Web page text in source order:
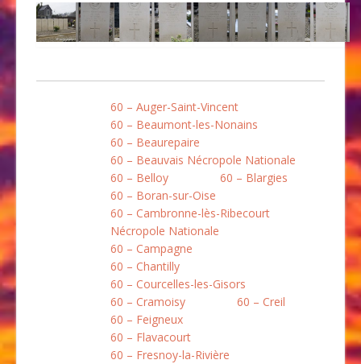
60 – Auger-Saint-Vincent
60 – Beaumont-les-Nonains
60 – Beaurepaire
60 – Beauvais Nécropole Nationale
60 – Belloy
60 – Blargies
60 – Boran-sur-Oise
60 – Cambronne-lès-Ribecourt
Nécropole Nationale
60 – Campagne
60 – Chantilly
60 – Courcelles-les-Gisors
60 – Cramoisy
60 – Creil
60 – Feigneux
60 – Flavacourt
60 – Fresnoy-la-Rivière